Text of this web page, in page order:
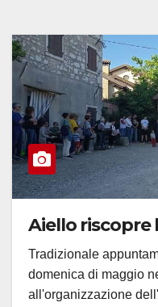
Aiello riscopre
Tradizionale
domenica di maggio
all'organizzazione